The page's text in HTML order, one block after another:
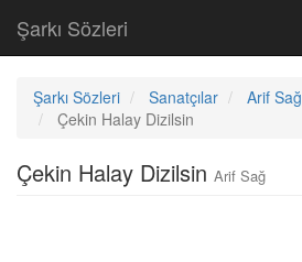
Şarkı Sözleri
Şarkı Sözleri Sanatçılar
Arif Sağ
Çekin Halay Dizilsin
Çekin Halay Dizilsin Arif Sağ